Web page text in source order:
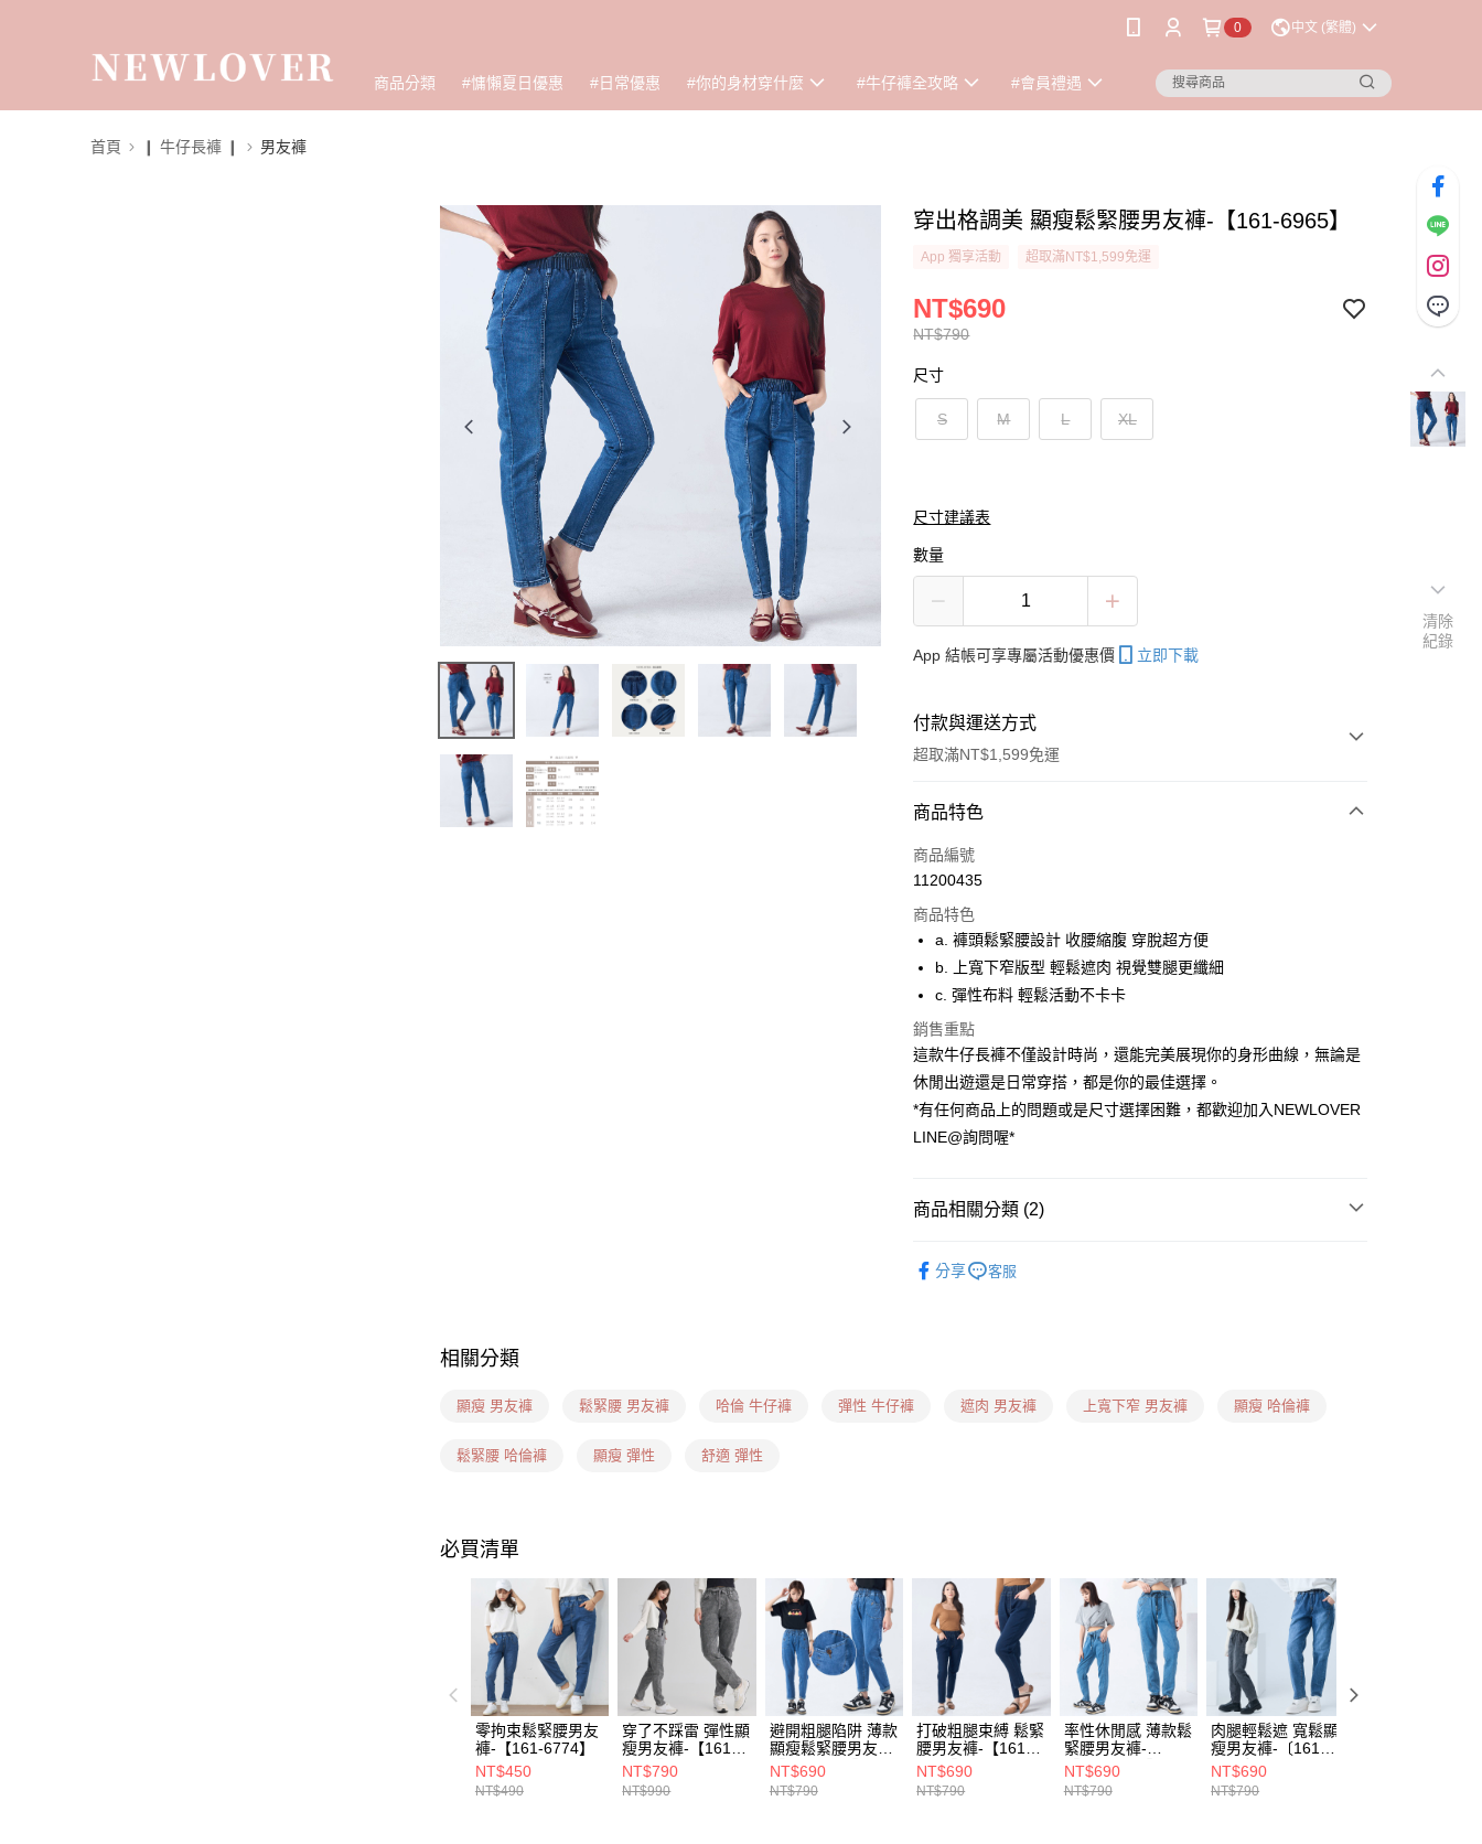
0 中文 (繁體)
商品分類 #慵懶夏日優惠 #日常優惠 #你的身材穿什麼 #牛仔褲全攻略 #會員禮遇
首頁 ❙ 牛仔長褲 ❙ 男友褲
穿出格調美 顯瘦鬆緊腰男友褲-【161-6965】
App 獨享活動 超取滿NT$1,599免運
NT$790
NT$690
尺寸
S M L XL
尺寸建議表
數量
App 結帳可享專屬活動優惠價 立即下載
付款與運送方式
超取滿NT$1,599免運
付款方式
信用卡一次付款
LINE Pay
ATM付款
運送方式
貨到付款
全家(信用卡、多元支付)
7-11(貨到付款)
7-11隔日到貨(信用卡、多元支付)
每筆NT$100，滿NT$1,899(含以上)免運費
商品特色
商品編號
11200435
商品特色
a. 褲頭鬆緊腰設計 收腰縮腹 穿脫超方便
b. 上寬下窄版型 輕鬆遮肉 視覺雙腿更纖細
c. 彈性布料 輕鬆活動不卡卡
銷售重點
這款牛仔長褲不僅設計時尚，還能完美展現你的身形曲線，無論是
休閒出遊還是日常穿搭，都是你的最佳選擇。
*有任何商品上的問題或是尺寸選擇困難，都歡迎加入NEWLOVER
LINE@詢問喔*
商品相關分類 (2)
分享 客服
相關分類
顯瘦 男友褲 鬆緊腰 男友褲 哈倫 牛仔褲 彈性 牛仔褲 遮肉 男友褲 上寬下窄 男友褲 顯瘦 哈倫褲
鬆緊腰 哈倫褲 顯瘦 彈性 舒適 彈性
必買清單
零拘束鬆緊腰男友
褲-【161-6774】
NT$450
NT$490
穿了不踩雷 彈性顯
瘦男友褲-【161-
6999】
NT$790
NT$990
避開粗腿陷阱 薄款
顯瘦鬆緊腰男友褲-
【161-6897】
NT$690
NT$790
打破粗腿束縛 鬆緊
腰男友褲-【161-
6959】
NT$690
NT$790
率性休閒感 薄款鬆
緊腰男友褲-
【161-6920】
NT$690
NT$790
肉腿輕鬆遮 寬鬆顯
瘦男友褲-〔161-
6968〕
NT$690
NT$790
清除
紀錄